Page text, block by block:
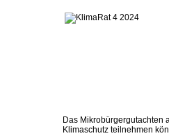
Das Mikrobürgergutachten
Klimaschutz teilnehmen